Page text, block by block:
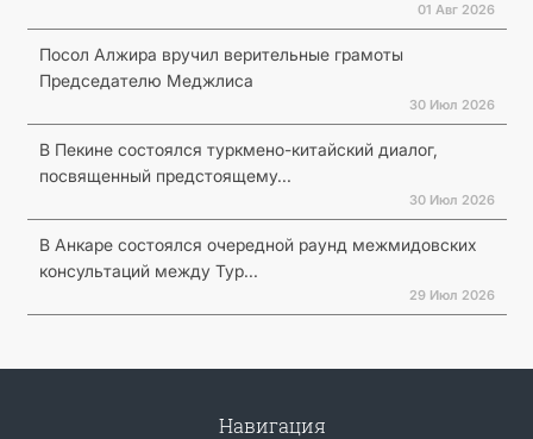
01 Авг 2026
Посол Алжира вручил верительные грамоты
Председателю Меджлиса
30 Июл 2026
В Пекине состоялся туркмено-китайский диалог,
посвященный предстоящему...
30 Июл 2026
В Анкаре состоялся очередной раунд межмидовских
консультаций между Тур...
29 Июл 2026
Навигация